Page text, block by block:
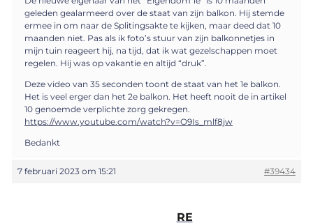
geleden gealarmeerd over de staat van zijn balkon. Hij stemde
ermee in om naar de Splitingsakte te kijken, maar deed dat 10
maanden niet. Pas als ik foto’s stuur van zijn balkonnetjes in
mijn tuin reageert hij, na tijd, dat ik wat gezelschappen moet
regelen. Hij was op vakantie en altijd “druk”.
Deze video van 35 seconden toont de staat van het 1e balkon.
Het is veel erger dan het 2e balkon. Het heeft nooit de in artikel
10 genoemde verplichte zorg gekregen.
https://www.youtube.com/watch?v=O9Is_mlf8jw
Bedankt
7 februari 2023 om 15:21 #39434
RE